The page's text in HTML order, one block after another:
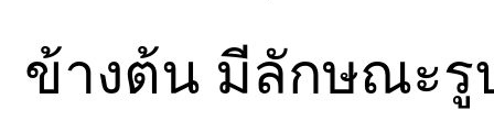
ข้างต้น มีลักษณะรู